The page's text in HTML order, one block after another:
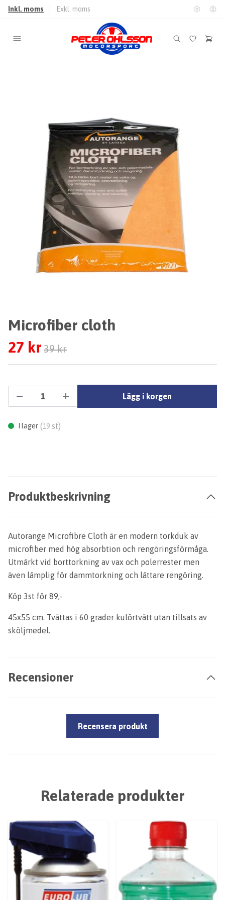
Inkl. moms Exkl. moms
Microfiber cloth
27 kr 39 kr
Lägg i korgen
I lager (19 st)
Produktbeskrivning
Autorange Microfibre Cloth är en modern torkduk av
microfiber med hög absorbtion och rengöringsförmåga.
Utmärkt vid borttorkning av vax och polerrester men
även lämplig för dammtorkning och lättare rengöring.
Köp 3st för 89,-
45x55 cm. Tvättas i 60 grader kulörtvätt utan tillsats av
sköljmedel.
Recensioner
Recensera produkt
Relaterade produkter